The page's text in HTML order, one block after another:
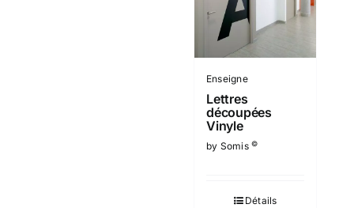
Enseigne
Lettres
découpées
Vinyle
by Somis©
Détails